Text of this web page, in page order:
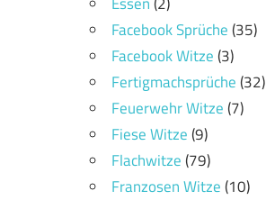
Facebook Sprüche(35)
Facebook Witze(3)
Fertigmachsprüche(32)
Feuerwehr Witze(7)
Fiese Witze(9)
Flachwitze(79)
Franzosen Witze(10)